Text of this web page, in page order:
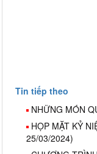
Tin tiếp theo
NHỮNG MÓN
HỌP MẶT KỶ
25/03/2024)